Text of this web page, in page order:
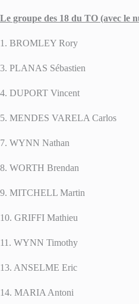
Le groupe des 18 du TO (avec le
1. BROMLEY Rory
3. PLANAS Sébastien
4. DUPORT Vincent
5. MENDES VARELA Carlos
7. WYNN Nathan
8. WORTH Brendan
9. MITCHELL Martin
10. GRIFFI Mathieu
11. WYNN Timothy
13. ANSELME Eric
14. MARIA Antoni